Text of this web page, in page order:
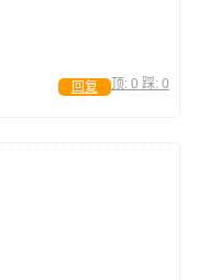
顶: 0 踩: 0
回复